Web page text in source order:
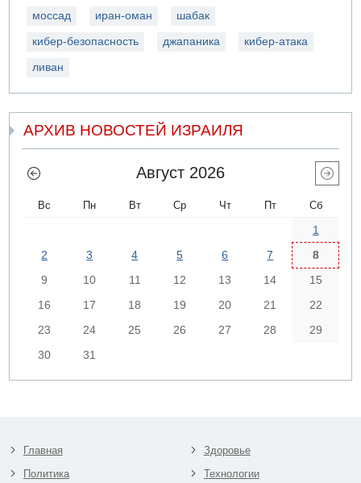
моссад иран-оман шабак
кибер-безопасность джапаника кибер-атака
ливан
АРХИВ НОВОСТЕЙ ИЗРАИЛЯ
Август 2026
Вс Пн Вт Ср Чт Пт Сб
1
2
3 4 5 6 7
8
9
10 11 12 13 14
15
16
17 18 19 20 21
22
23
24 25 26 27 28
29
30
31
Главная
Политика
Здоровье
Технологии